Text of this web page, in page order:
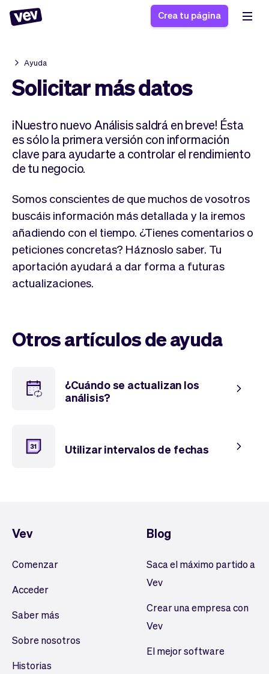
Software de gestión
para PYMES
Sistema POS
Software servicios de
campo
Formulario de registro
Sistema de pedidos
Software
programación de
Historias
Blogs
Ayuda
Novedades
Impuestos
Checkout
Insertar Widget
Vender
Tickets
Marketing
Vev
Piloto automático
Vista general
Ausencias
Clientes
Crea tu página
Ayuda
Solicitar más datos
¡Nuestro nuevo Análisis saldrá en breve! Ésta
es sólo la primera versión con información
clave para ayudarte a controlar el rendimiento
de tu negocio.
Somos conscientes de que muchos de vosotros
buscáis información más detallada y la iremos
añadiendo con el tiempo. ¿Tienes comentarios o
peticiones concretas? Háznoslo saber. Tu
aportación ayudará a dar forma a futuras
actualizaciones.
Otros artículos de ayuda
¿Cuándo se actualizan los
análisis?
Utilizar intervalos de fechas
Vev
Comenzar
Acceder
Saber más
Sobre nosotros
Historias
Blog
Saca el máximo partido a
Vev
Crear una empresa con
Vev
El mejor software